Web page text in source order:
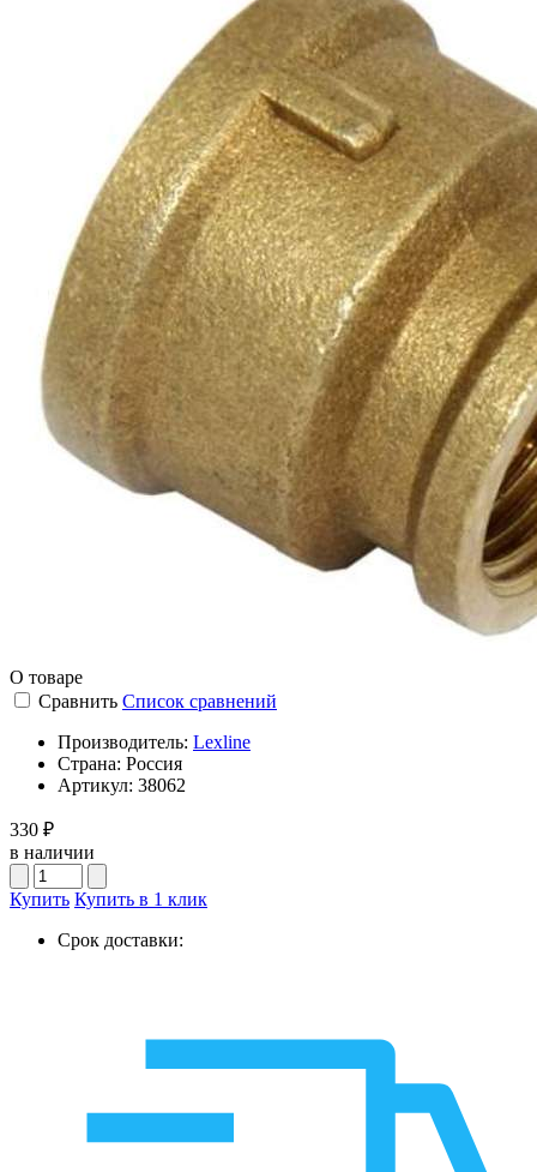
О товаре
Сравнить Список сравнений
Производитель: Lexline
Страна: Россия
Артикул: 38062
330 ₽
в наличии
Купить Купить в 1 клик
Срок доставки: